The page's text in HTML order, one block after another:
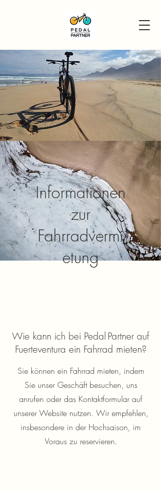
Informationen
zur
Fahrradvermi
etung
Wie kann ich bei Pedal Partner auf
Fuerteventura ein Fahrrad mieten?
Sie können ein Fahrrad mieten, indem
Sie unser Geschäft besuchen, uns
anrufen oder das Kontaktformular auf
unserer Website nutzen. Wir empfehlen,
insbesondere in der Hochsaison, im
Voraus zu reservieren.